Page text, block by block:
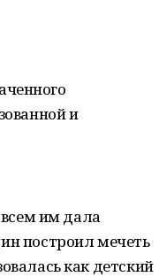
и
им дала
построил мечеть
как детский